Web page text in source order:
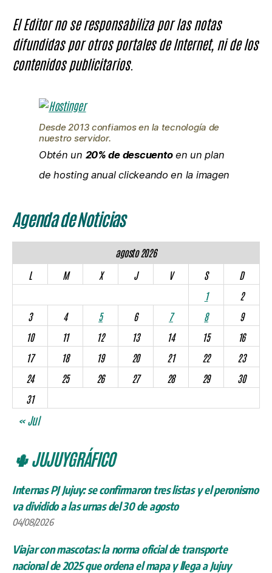
El Editor no se responsabiliza por las notas
difundidas por otros portales de Internet, ni de los
contenidos publicitarios.
Desde 2013 confiamos en la tecnología de
nuestro servidor.
Obtén un 20% de descuentoen un plan
de hosting anual clickeando en la imagen
Agenda de Noticias
agosto 2026
L
M X J V S
D
1
2
3
4 5 6 7 8
9
10
11 12 13 14 15
16
17
18 19 20 21 22
23
24
25 26 27 28 29
30
31
« Jul
🌵 JUJUYGRÁFICO
Internas PJ Jujuy: se confirmaron tres listas y el peronismo
va dividido a las urnas del 30 de agosto
04/08/2026
Viajar con mascotas: la norma oficial de transporte
nacional de 2025 que ordena el mapa y llega a Jujuy